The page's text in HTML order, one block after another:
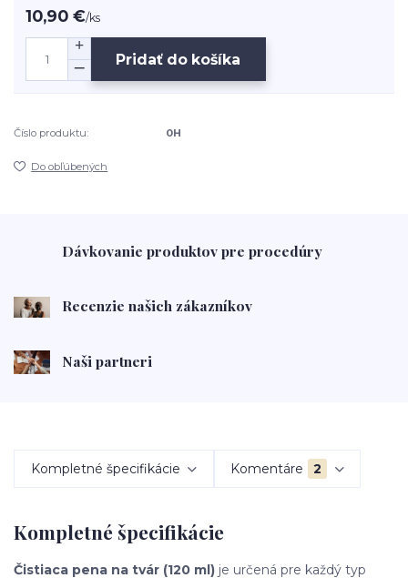
10,90 €/ks
Pridať do košíka
Číslo produktu: 0H
Do obľúbených
Dávkovanie produktov pre procedúry
Recenzie našich zákazníkov
Naši partneri
Kompletné špecifikácie Komentáre 2
Kompletné špecifikácie
Čistiaca pena na tvár (120 ml) je určená pre každý typ